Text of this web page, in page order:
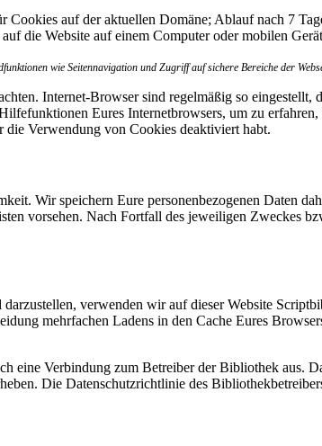
Cookies auf der aktuellen Domäne; Ablauf nach 7
die Website auf einem Computer oder mobilen
wie Seitennavigation und Zugriff auf sichere Bereiche der
Internet-Browser sind regelmäßig so
Eures Internetbrowsers, um zu
Verwendung von Cookies deaktiviert habt.
Wir speichern Eure personenbezogenen Daten
vorsehen. Nach Fortfall des jeweiligen Zweckes
verwenden wir auf dieser Website
mehrfachen Ladens in den Cache Eures
Verbindung zum Betreiber der Bibliothek aus.
Die Datenschutzrichtlinie des